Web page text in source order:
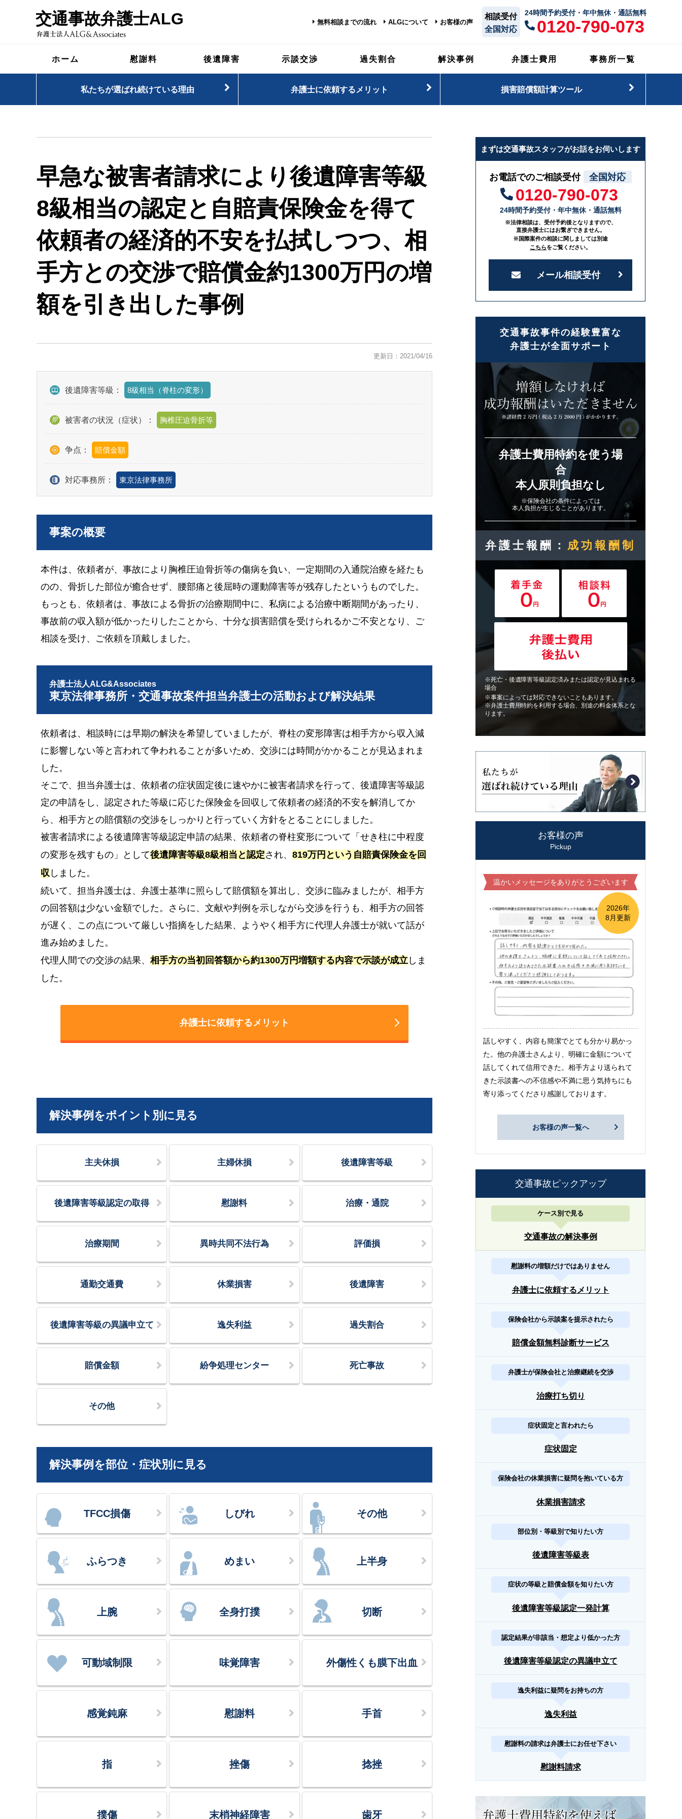
交通事故弁護士ALG 無料相談までの流れ ALGについて お客様の声
相談受付
全国対応
24時間予約受付・年中無休・通話無料
0120-790-073
ホーム 慰謝料 後遺障害 示談交渉 過失割合 解決事例 弁護士費用 事務所一覧
私たちが選ばれ続けている理由 弁護士に依頼するメリット 損害賠償額計算ツール
早急な被害者請求により後遺障害等級
8級相当の認定と自賠責保険金を得て
依頼者の経済的不安を払拭しつつ、相
手方との交渉で賠償金約1300万円の増
額を引き出した事例
更新日：2021/04/16
後遺障害等級： 8級相当（脊柱の変形）
被害者の状況（症状）： 胸椎圧迫骨折等
争点： 賠償金額
対応事務所： 東京法律事務所
事案の概要
本件は、依頼者が、事故により胸椎圧迫骨折等の傷病を負い、一定期間の入通院治療を経たも
のの、骨折した部位が癒合せず、腰部痛と後屈時の運動障害等が残存したというものでした。
もっとも、依頼者は、事故による骨折の治療期間中に、私病による治療中断期間があったり、
事故前の収入額が低かったりしたことから、十分な損害賠償を受けられるかご不安となり、ご
相談を受け、ご依頼を頂戴しました。
弁護士法人ALG&Associates
東京法律事務所・交通事故案件担当弁護士の活動および解決結果
依頼者は、相談時には早期の解決を希望していましたが、脊柱の変形障害は相手方から収入減
に影響しない等と言われて争われることが多いため、交渉には時間がかかることが見込まれま
した。
そこで、担当弁護士は、依頼者の症状固定後に速やかに被害者請求を行って、後遺障害等級認
定の申請をし、認定された等級に応じた保険金を回収して依頼者の経済的不安を解消してか
ら、相手方との賠償額の交渉をしっかりと行っていく方針をとることにしました。
被害者請求による後遺障害等級認定申請の結果、依頼者の脊柱変形について「せき柱に中程度
の変形を残すもの」として後遺障害等級8級相当と認定され、 819万円という自賠責保険金を回
収しました。
続いて、担当弁護士は、弁護士基準に照らして賠償額を算出し、交渉に臨みましたが、相手方
の回答額は少ない金額でした。さらに、文献や判例を示しながら交渉を行うも、相手方の回答
が遅く、この点について厳しい指摘をした結果、ようやく相手方に代理人弁護士が就いて話が
進み始めました。
代理人間での交渉の結果、 相手方の当初回答額から約1300万円増額する内容で示談が成立しま
した。
弁護士に依頼するメリット
解決事例をポイント別に見る
主夫休損 主婦休損 後遺障害等級
後遺障害等級認定の取得 慰謝料 治療・通院
治療期間 異時共同不法行為 評価損
通勤交通費 休業損害 後遺障害
後遺障害等級の異議申立て 逸失利益 過失割合
賠償金額 紛争処理センター 死亡事故
その他
解決事例を部位・症状別に見る
TFCC損傷 しびれ その他
ふらつき めまい 上半身
上腕 全身打撲 切断
可動域制限 味覚障害 外傷性くも膜下出血
感覚鈍麻 慰謝料 手首
指 挫傷 捻挫
撲傷 末梢神経障害 歯牙
まずは交通事故スタッフがお話をお伺いします
お電話でのご相談受付 全国対応
0120-790-073
24時間予約受付・年中無休・通話無料
※法律相談は、受付予約後となりますので、
直接弁護士にはお繋ぎできません。
※国際案件の相談に関しましては別途
こちらをご覧ください。
メール相談受付
交通事故事件の経験豊富な
弁護士が全面サポート
弁護士費用特約を使う場
合
本人原則負担なし
※保険会社の条件によっては
本人負担が生じることがあります。
弁護士報酬： 成功報酬制
※死亡・後遺障害等級認定済みまたは認定が見込まれる
場合
※事案によっては対応できないこともあります。
※弁護士費用特約を利用する場合、別途の料金体系とな
ります。
お客様の声
Pickup
温かいメッセージをありがとうございます
2026年
8月更新
話しやすく、内容も簡潔でとても分かり易かっ
た。他の弁護士さんより、明確に金額について
話してくれて信用できた。相手方より送られて
きた示談書への不信感や不満に思う気持ちにも
寄り添ってくださり感謝しております。
お客様の声一覧へ
交通事故ピックアップ
ケース別で見る
交通事故の解決事例
慰謝料の増額だけではありません
弁護士に依頼するメリット
保険会社から示談案を提示されたら
賠償金額無料診断サービス
弁護士が保険会社と治療継続を交渉
治療打ち切り
症状固定と言われたら
症状固定
保険会社の休業損害に疑問を抱いている方
休業損害請求
部位別・等級別で知りたい方
後遺障害等級表
症状の等級と賠償金額を知りたい方
後遺障害等級認定一発計算
認定結果が非該当・想定より低かった方
後遺障害等級認定の異議申立て
逸失利益に疑問をお持ちの方
逸失利益
慰謝料の請求は弁護士にお任せ下さい
慰謝料請求